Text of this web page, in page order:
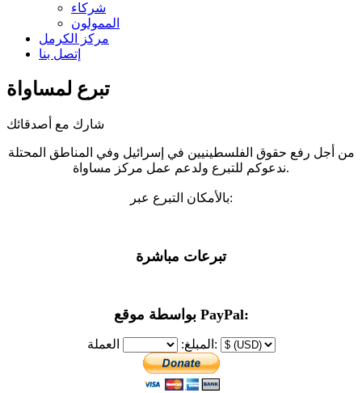
شركاء
الممولون
مركز الكرمل
إتصل بنا
تبرع لمساواة
شارك مع أصدقائك
من أجل رفع حقوق الفلسطينيين في إسرائيل وفي المناطق المحتلة
ندعوكم للتبرع ولدعم عمل مركز مساواة.
بالأمكان التبرع عبر:
تبرعات مباشرة
بواسطة موقع PayPal:
المبلغ: العملة: